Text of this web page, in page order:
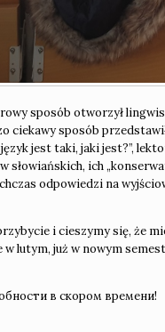
sposób otworzył
ciekawy sposób
jest taki, jaki jest?”,
ich
odpowiedzi na
i cieszymy się, że
lutym, już w nowym
в скором времени!